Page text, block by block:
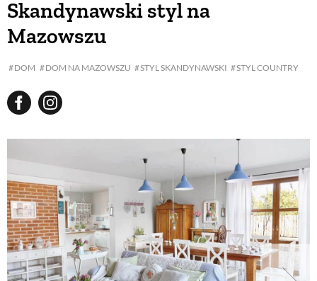
Skandynawski styl na
Mazowszu
DOM DOM NA MAZOWSZU STYL SKANDYNAWSKI STYL COUNTRY
BUDUJEMY DOM
ROŚLINY OGRODOWE
PORADY
ZIELEŃ W DOMU